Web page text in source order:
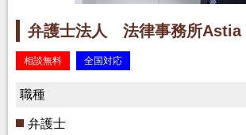
弁護士法人 法律事務所Astia
相談無料 全国対応
職種
弁護士